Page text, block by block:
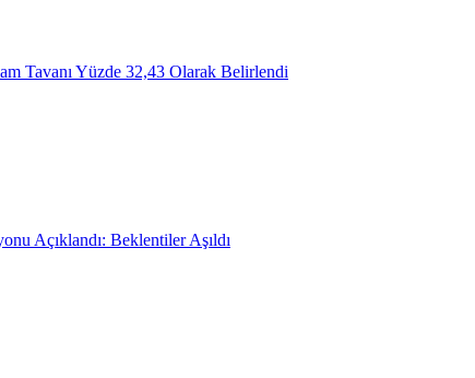
Tavanı Yüzde 32,43 Olarak Belirlendi
Açıklandı: Beklentiler Aşıldı